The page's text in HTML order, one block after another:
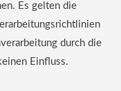
Es gelten die
durch die
Einfluss.